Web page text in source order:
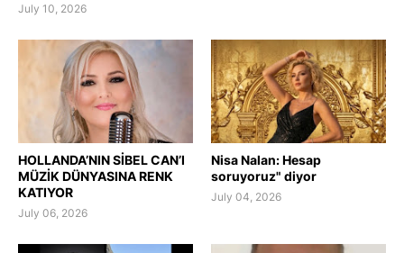
July 10, 2026
HOLLANDA’NIN SİBEL CAN’I
MÜZİK DÜNYASINA RENK
KATIYOR
July 06, 2026
Nisa Nalan: Hesap
soruyoruz" diyor
July 04, 2026